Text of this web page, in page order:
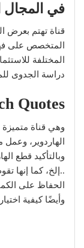
في المجال
قناة تهتم بعرض
المتخصص على
المختلفة
دراسة الجدوى
Quotes
وهي قناة
الهاردوير،
وبالتأكيد قطع
..إلخ، كما إنها
الحفاظ على
وأيضًا كيفية